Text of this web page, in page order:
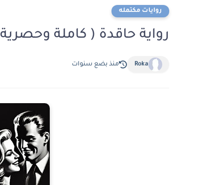
روايات مكتمله
رواية حاقدة ( كاملة
Roka منذ بضع سنوات